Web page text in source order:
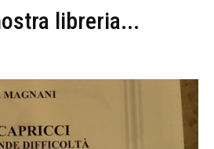
libreria...